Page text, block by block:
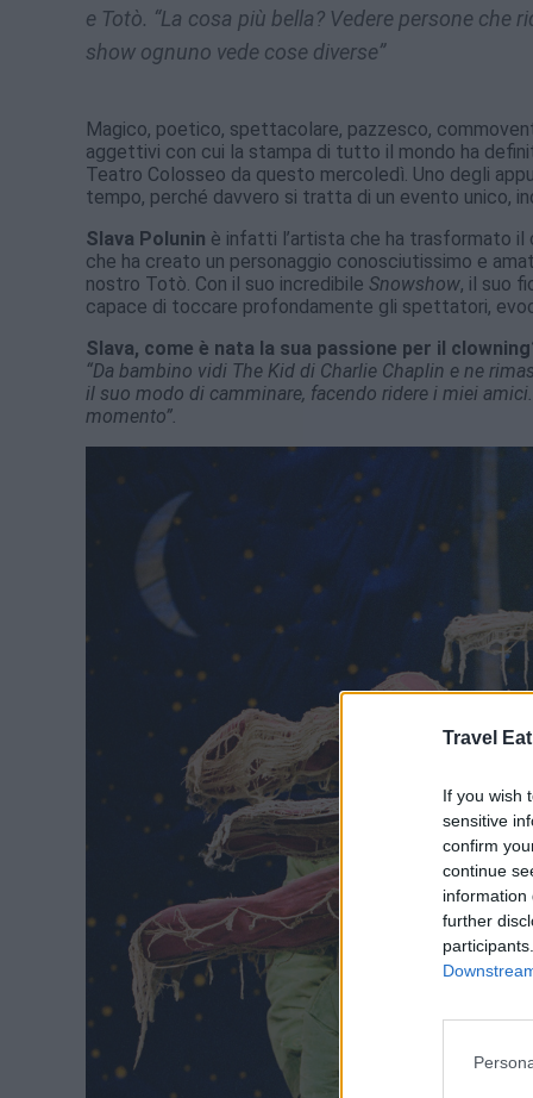
Travel
If you wish
sensitive
confirm
continue
information
further
e Totò. “La cosa più bella? Vedere persone
show ognuno vede cose diverse”
Magico, poetico, spettacolare, pazzesco,
aggettivi con cui la stampa di tutto il mondo ha
Teatro Colosseo da questo mercoledì. Uno degli
tempo, perché davvero si tratta di un evento unico,
Slava Polunin è infatti l’artista che ha trasformato il
che ha creato un personaggio conosciutissimo e
nostro Totò. Con il suo incredibile Snowshow, il suo
capace di toccare profondamente gli spettatori,
Slava, come è nata la sua passione per il
“Da bambino vidi The Kid di Charlie Chaplin e ne
il suo modo di camminare, facendo ridere i miei
momento”.